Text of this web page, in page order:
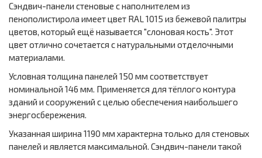
Сэндвич-панели стеновые с наполнителем из
пенополистирола имеет цвет RAL 1015 из бежевой палитры
цветов, который ещё называется "слоновая кость". Этот
цвет отлично сочетается с натуральными отделочными
материалами.
Условная толщина панелей 150 мм соответствует
номинальной 146 мм. Применяется для тёплого контура
зданий и сооружений с целью обеспечения наибольшего
энергосбережения.
Указанная ширина 1190 мм характерна только для стеновых
панелей и является максимальной. Сэндвич-панели такой